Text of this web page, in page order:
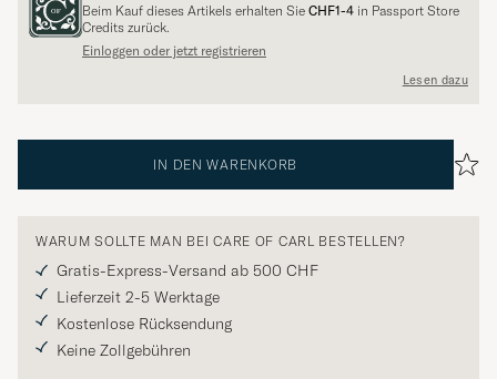
Beim Kauf dieses Artikels erhalten Sie CHF1-4 in Passport Store
Credits zurück.
Einloggen oder jetzt registrieren
Lesen dazu
IN DEN WARENKORB
WARUM SOLLTE MAN BEI CARE OF CARL BESTELLEN?
Gratis-Express-Versand ab 500 CHF
Lieferzeit 2-5 Werktage
Kostenlose Rücksendung
Keine Zollgebühren